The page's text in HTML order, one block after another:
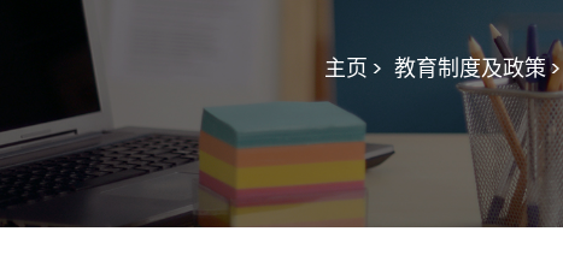
主页 > 教育制度及政策 >